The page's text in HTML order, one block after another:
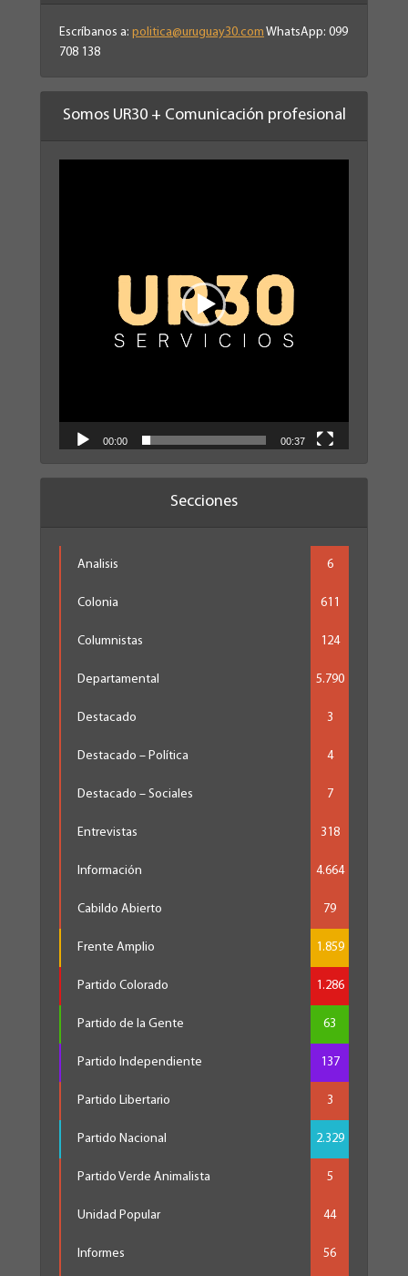
Escríbanos a: politica@uruguay30.com WhatsApp: 099
708 138
Somos UR30 + Comunicación profesional
00:00 00:37
Secciones
Analisis 6
Colonia 611
Columnistas 124
Departamental 5.790
Destacado 3
Destacado – Política 4
Destacado – Sociales 7
Entrevistas 318
Información 4.664
Cabildo Abierto 79
Frente Amplio 1.859
Partido Colorado 1.286
Partido de la Gente 63
Partido Independiente 137
Partido Libertario 3
Partido Nacional 2.329
Partido Verde Animalista 5
Unidad Popular 44
Informes 56